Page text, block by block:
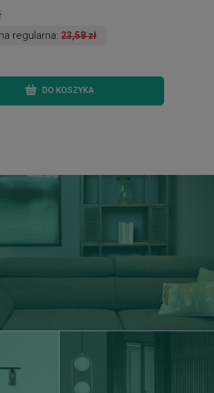
regularna:23,58 zł
DO KOSZYKA